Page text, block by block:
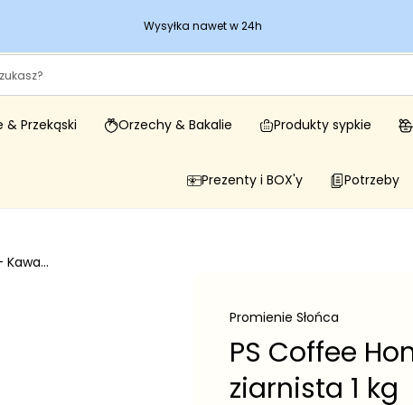
Wysyłka nawet w 24h
& Przekąski Orzechy & Bakalie Produkty sypkie
Prezenty i BOX'y Potrzeby
Promienie Słońca
PS Coffee
ziarnista 1 kg